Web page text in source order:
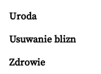
Uroda
Usuwanie blizn
Zdrowie